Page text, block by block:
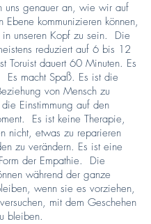
uns genauer an, wie wir auf
Ebene kommunizieren können,
unseren Kopf zu sein. Die
reduziert auf 6 bis 12
Toruist dauert 60 Minuten. Es
Es macht Spaß. Es ist die
von Mensch zu
Einstimmung auf den
Es ist keine Therapie,
nicht, etwas zu reparieren
zu verändern. Es ist eine
der Empathie. Die
während der ganze
wenn sie es vorziehen,
mit dem Geschehen
bleiben.